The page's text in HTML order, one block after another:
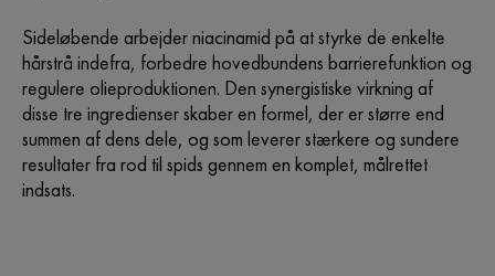
Sideløbende arbejder niacinamid på at styrke de enkelte
hårstrå indefra, forbedre hovedbundens barrierefunktion og
regulere olieproduktionen. Den synergistiske virkning af
disse tre ingredienser skaber en formel, der er større end
summen af dens dele, og som leverer stærkere og sundere
resultater fra rod til spids gennem en komplet, målrettet
indsats.